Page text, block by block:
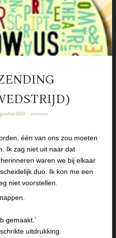
2015
één van ons zou moeten
Ik zag niet uit naar dat
waren we bij elkaar
duo. Ik kon me een
niet voorstellen.
gemaakt.’
uitdrukking.